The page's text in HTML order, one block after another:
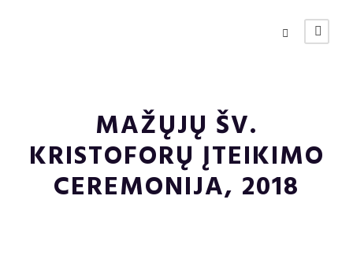
MAŽŲJŲ ŠV.
KRISTOFORŲ ĮTEIKIMO
CEREMONIJA, 2018